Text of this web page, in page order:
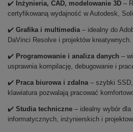
✔️ Inżynieria, CAD, modelowanie 3D –
certyfikowaną wydajność w Autodesk,
✔️ Grafika i multimedia– idealny do
DaVinci Resolve i projektów kreatywnych.
✔️ Programowanie i analiza danych –
usprawnia kompilację, debugowanie i
✔️ Praca biurowa i zdalna– szybki SSD,
klawiatura pozwalają pracować
✔️ Studia techniczne – idealny wybór
informatycznych, inżynierskich i